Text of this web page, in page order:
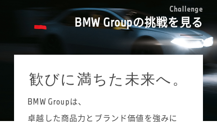
れしいことも多々あります。
えてくれました。お客様とのコミュニケーシ
ョンのとり方や電話対応の基本など、ロール
プレイングを中心にした実践的なプログラム
を受講することで、安心して新たなスタート
が切れたと思います。
めて対応させていただくお客様であっても、
整備履歴などをあらかじめ確認しておき、
「前に修理されたこの部分は、その後いかが
ですか？」など会話を広げていきます。1対1の
接客でどうアプローチし、お客様との距離を
点でもあります。タイヤ交換やボディコーテ
ィングなど、その時々の店舗での注力ポイン
トを意識しながら、販売促進につなげていき
ます。
いそうな男性のベテランスタッフよりも、私
のほうが気軽に相談できるとおっしゃる方も
たくさんいます。女性のお客様にご説明する
際には、女性でなければ気づかないこともあ
ると思うので、MINIのサービス・アドバイザ
じていますね。私自身、MINIのゴーカート・
フィーリングにはまっていて、MINIが大好き
なので、「どういう装備にしたらいい？」と
か、「何色がいいと思う？」といったご相談
Challenge
BMW Groupの挑戦を見る
歓びに満ちた未来へ。
BMW Groupは、
卓越した商品力とブランド価値を強みに